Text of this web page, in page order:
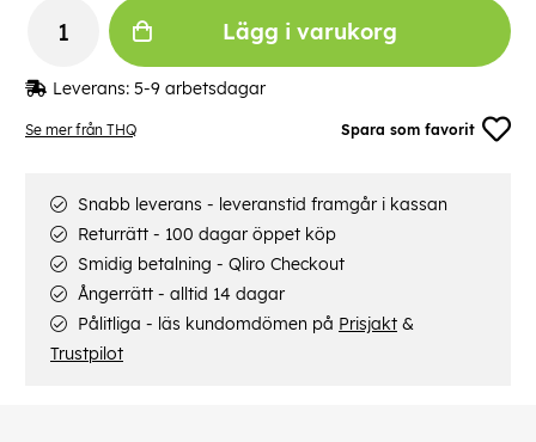
Se mer från THQ Spara som favorit
Lägg i varukorg
Leverans: 5-9 arbetsdagar
Snabb leverans - leveranstid framgår i kassan
Returrätt - 100 dagar öppet köp
Smidig betalning - Qliro Checkout
Ångerrätt - alltid 14 dagar
Pålitliga - läs kundomdömen på Prisjakt &
Trustpilot